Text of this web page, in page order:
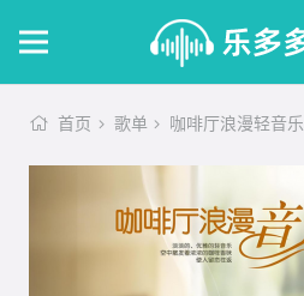
首页 歌单 咖啡厅浪漫轻音乐